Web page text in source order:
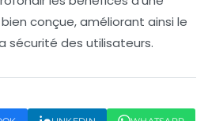
conçue, améliorant ainsi le
sécurité des utilisateurs.